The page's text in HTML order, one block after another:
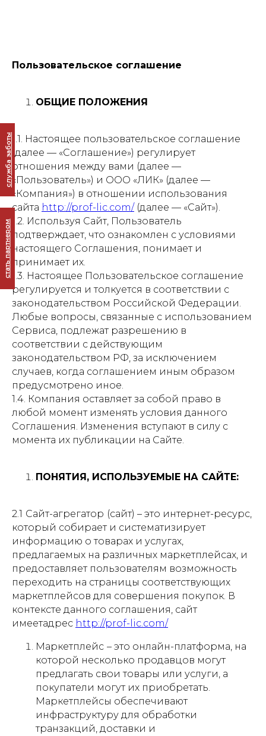
cлужба заботы
cтать партнером
Пользовательское соглашение
ОБЩИЕ ПОЛОЖЕНИЯ
1.1. Настоящее пользовательское соглашение
(далее — «Соглашение») регулирует
отношения между вами (далее —
«Пользователь») и ООО «ЛИК» (далее —
«Компания») в отношении использования
сайта http://prof-lic.com/(далее — «Сайт»).
1.2. Используя Сайт, Пользователь
подтверждает, что ознакомлен с условиями
настоящего Соглашения, понимает и
принимает их.
1.3. Настоящее Пользовательское соглашение
регулируется и толкуется в соответствии с
законодательством Российской Федерации.
Любые вопросы, связанные с использованием
Сервиса, подлежат разрешению в
соответствии с действующим
законодательством РФ, за исключением
случаев, когда соглашением иным образом
предусмотрено иное.
1.4. Компания оставляет за собой право в
любой момент изменять условия данного
Соглашения. Изменения вступают в силу с
момента их публикации на Сайте.
ПОНЯТИЯ, ИСПОЛЬЗУЕМЫЕ НА САЙТЕ:
2.1 Сайт-агрегатор (cайт) – это интернет-ресурс,
который собирает и систематизирует
информацию о товарах и услугах,
предлагаемых на различных маркетплейсах, и
предоставляет пользователям возможность
переходить на страницы соответствующих
маркетплейсов для совершения покупок. В
контексте данного соглашения, сайт
имеетадрес http://prof-lic.com/
Маркетплейс – это онлайн-платформа, на
которой несколько продавцов могут
предлагать свои товары или услуги, а
покупатели могут их приобретать.
Маркетплейсы обеспечивают
инфраструктуру для обработки
транзакций, доставки и